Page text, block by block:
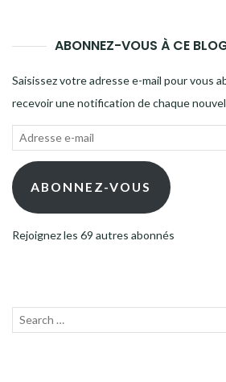
ABONNEZ-VOUS À CE
Saisissez votre adresse e-mail pour vous
recevoir une notification de chaque
Adresse
mail ABONNEZ-VOUS
Rejoignez les 69 autres abonnés
Recherche